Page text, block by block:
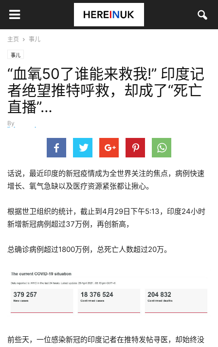
主页 事儿
事儿
“血氧50了谁能来救我!” 印度记
者绝望推特呼救，却成了“死亡
直播”…
By
lizhuangzhuang
话说，最近印度的新冠疫情成为全世界关注的焦点，病例快速
增长、氧气急缺以及医疗资源紧张都让揪心。
根据世卫组织的统计，截止到4月29日下午5:13，印度24小时
新增新冠病例超过37万例，再创新高，
总确诊病例超过1800万例，总死亡人数超过20万。
前些天，一位感染新冠的印度记者在推特发帖寻医，却始终没